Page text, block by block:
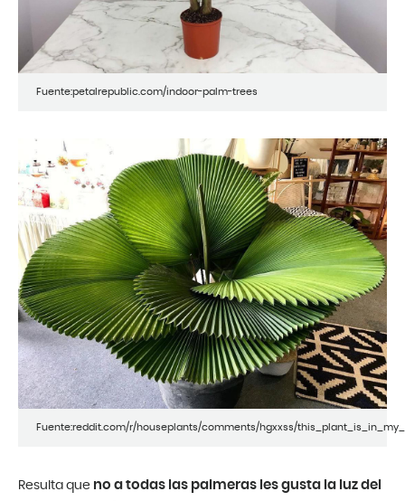
Fuente:petalrepublic.com/indoor-palm-trees
Fuente:reddit.com/r/houseplants/comments/hgxxss/
Resulta que no a todas las palmeras les gusta la luz del